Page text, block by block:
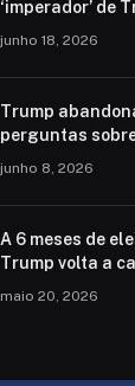
‘imperador’ de
junho 18, 2026
Trump
perguntas
junho 8, 2026
A 6 meses de
Trump volta a
maio 20, 2026